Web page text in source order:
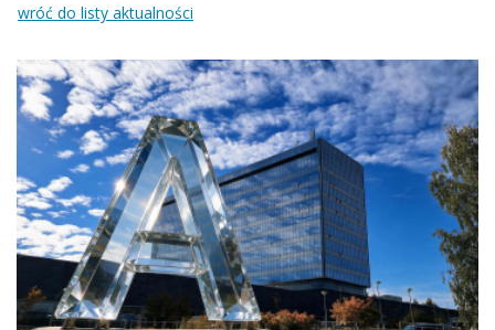
wróć do listy aktualności